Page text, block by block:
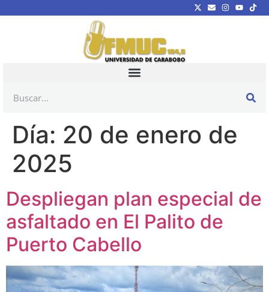
Día: 20 de enero de
2025
Despliegan plan especial de
asfaltado en El Palito de
Puerto Cabello